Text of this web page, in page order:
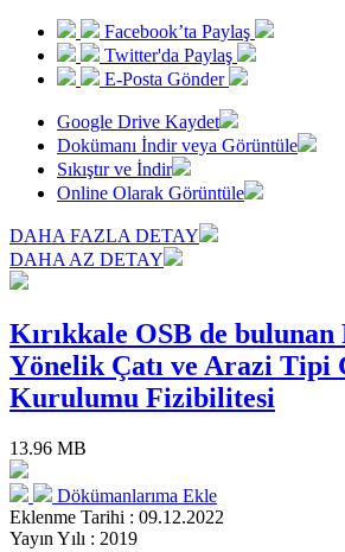
Facebook’ta Paylaş
Twitter'da Paylaş
E-Posta Gönder
Google Drive Kaydet
Dokümanı İndir veya Görüntüle
Sıkıştır ve İndir
Online Olarak Görüntüle
DAHA FAZLA DETAY
DAHA AZ DETAY
Kırıkkale OSB de
Yönelik Çatı ve Arazi Tipi
Kurulumu Fizibilitesi
13.96 MB
Dökümanlarıma Ekle
Eklenme Tarihi : 09.12.2022
Yayın Yılı : 2019